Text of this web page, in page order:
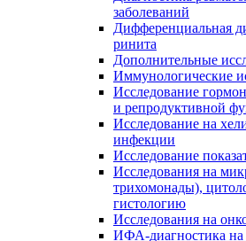
заболеваний
Дифференциальная
ринита
Дополнительные
Иммунологические
Исследование
и репродуктивной
Исследование на
инфекции
Исследование
Исследования на
трихомонады),
гистологию
Исследования на
ИФА-диагностика